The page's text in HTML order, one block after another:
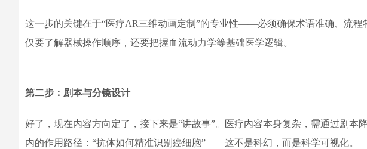
这一步的关键在于“医疗AR三维动画定制”的专业性——必须确保术语准确、流程
仅要了解器械操作顺序，还要把握血流动力学等基础医学逻辑。
第二步：剧本与分镜设计
好了，现在内容方向定了，接下来是“讲故事”。医疗内容本身复杂，需通过剧本
内的作用路径：“抗体如何精准识别癌细胞”——这不是科幻，而是科学可视化。